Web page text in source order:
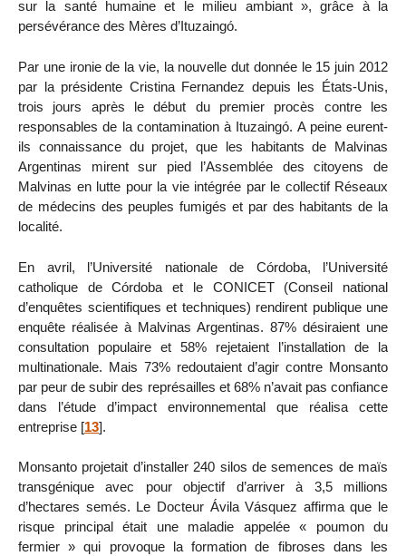
sur la santé humaine et le milieu ambiant », grâce à la
persévérance des Mères d’Ituzaingó.
Par une ironie de la vie, la nouvelle dut donnée le 15 juin 2012
par la présidente Cristina Fernandez depuis les États-Unis,
trois jours après le début du premier procès contre les
responsables de la contamination à Ituzaingó. A peine eurent-
ils connaissance du projet, que les habitants de Malvinas
Argentinas mirent sur pied l’Assemblée des citoyens de
Malvinas en lutte pour la vie intégrée par le collectif Réseaux
de médecins des peuples fumigés et par des habitants de la
localité.
En avril, l’Université nationale de Córdoba, l’Université
catholique de Córdoba et le CONICET (Conseil national
d’enquêtes scientifiques et techniques) rendirent publique une
enquête réalisée à Malvinas Argentinas. 87% désiraient une
consultation populaire et 58% rejetaient l’installation de la
multinationale. Mais 73% redoutaient d’agir contre Monsanto
par peur de subir des représailles et 68% n’avait pas confiance
dans l’étude d’impact environnemental que réalisa cette
entreprise [13].
Monsanto projetait d’installer 240 silos de semences de maïs
transgénique avec pour objectif d’arriver à 3,5 millions
d’hectares semés. Le Docteur Ávila Vásquez affirma que le
risque principal était une maladie appelée « poumon du
fermier » qui provoque la formation de fibroses dans les